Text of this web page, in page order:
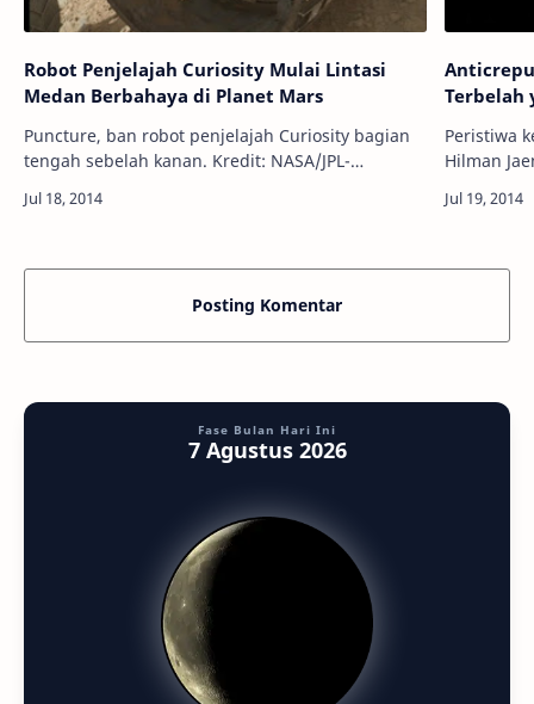
Robot Penjelajah Curiosity Mulai Lintasi
Medan Berbahaya di Planet Mars
Puncture, ban robot penjelajah Curiosity bagian
tengah sebelah kanan. Kredit: NASA/JPL-
dalam drama "Teror 7 menit" pada 6 …
Terbelah
Peristiwa
Hilman Jaeni Info Astronomy -
daerah
Posting Komentar
Fase Bulan Hari Ini
7 Agustus 2026